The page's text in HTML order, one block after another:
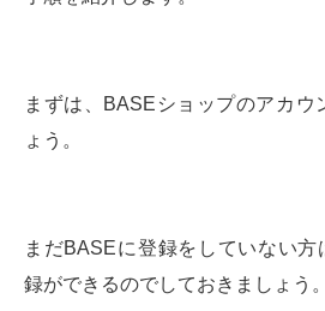
まずは、BASEショップのアカウ
ょう。
まだBASEに登録をしていない
録ができるのでしておきましょう。